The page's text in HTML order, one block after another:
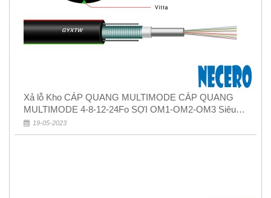
Xả lỗ Kho CÁP QUANG MULTIMODE CÁP QUANG
MULTIMODE 4-8-12-24Fo SỢI OM1-OM2-OM3 Siêu
Rẻ 5k
19-05-2023